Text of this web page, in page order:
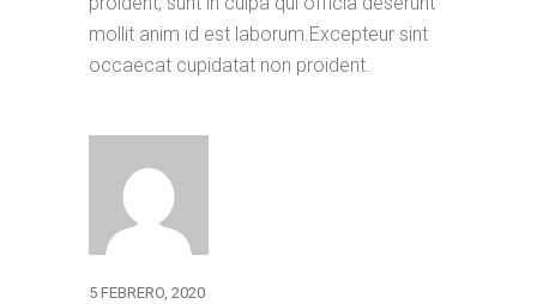
mollit anim id est laborum.Excepteur sint
occaecat cupidatat non proident.
5 FEBRERO, 2020